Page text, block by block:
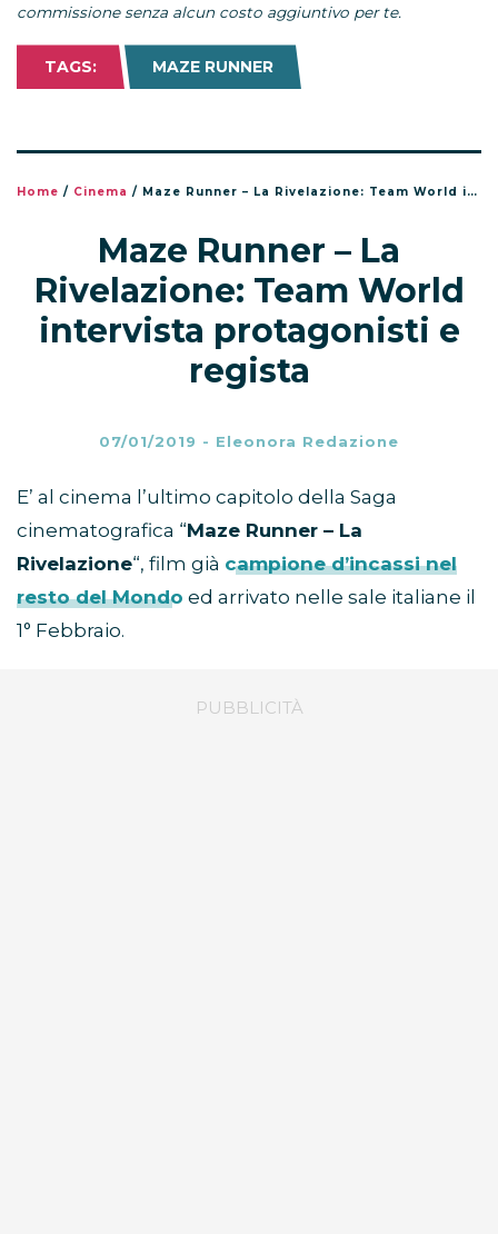
commissione senza alcun costo aggiuntivo per te.
TAGS: MAZE RUNNER
Home / Cinema / Maze Runner – La Rivelazione: Team World intervista protagonisti e regista
Maze Runner – La
Rivelazione: Team World
intervista protagonisti e
regista
07/01/2019 - Eleonora Redazione
E’ al cinema l’ultimo capitolo della Saga
cinematografica “Maze Runner – La
Rivelazione“, film già campione d’incassi nel
resto del Mondo ed arrivato nelle sale italiane il
1° Febbraio.